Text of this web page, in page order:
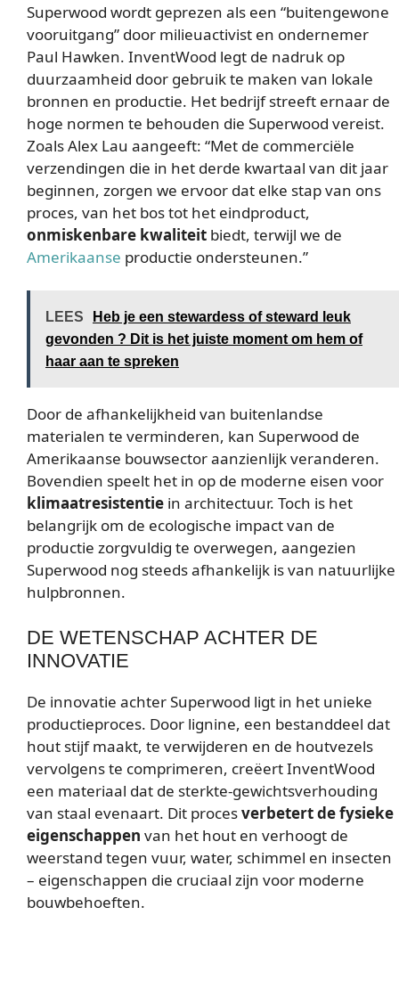
Superwood wordt geprezen als een “buitengewone
vooruitgang” door milieuactivist en ondernemer
Paul Hawken. InventWood legt de nadruk op
duurzaamheid door gebruik te maken van lokale
bronnen en productie. Het bedrijf streeft ernaar de
hoge normen te behouden die Superwood vereist.
Zoals Alex Lau aangeeft: “Met de commerciële
verzendingen die in het derde kwartaal van dit jaar
beginnen, zorgen we ervoor dat elke stap van ons
proces, van het bos tot het eindproduct,
onmiskenbare kwaliteit biedt, terwijl we de
Amerikaanse productie ondersteunen.”
LEES
Heb je een stewardess of steward leuk
gevonden ? Dit is het juiste moment om hem of
haar aan te spreken
Door de afhankelijkheid van buitenlandse
materialen te verminderen, kan Superwood de
Amerikaanse bouwsector aanzienlijk veranderen.
Bovendien speelt het in op de moderne eisen voor
klimaatresistentie in architectuur. Toch is het
belangrijk om de ecologische impact van de
productie zorgvuldig te overwegen, aangezien
Superwood nog steeds afhankelijk is van natuurlijke
hulpbronnen.
DE WETENSCHAP ACHTER DE
INNOVATIE
De innovatie achter Superwood ligt in het unieke
productieproces. Door lignine, een bestanddeel dat
hout stijf maakt, te verwijderen en de houtvezels
vervolgens te comprimeren, creëert InventWood
een materiaal dat de sterkte-gewichtsverhouding
van staal evenaart. Dit procesverbetert de fysieke
eigenschappen van het hout en verhoogt de
weerstand tegen vuur, water, schimmel en insecten
– eigenschappen die cruciaal zijn voor moderne
bouwbehoeften.